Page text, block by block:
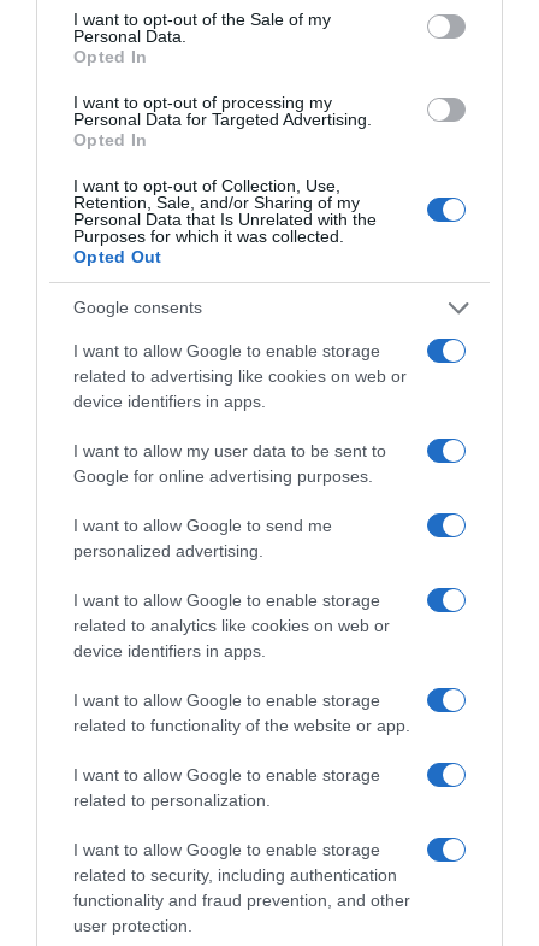
consent section.
I want to opt-out of the Sale of my
Personal Data.
Opted In
I want to opt-out of processing my
Personal Data for Targeted Advertising.
Opted In
I want to opt-out of Collection, Use,
Retention, Sale, and/or Sharing of my
Personal Data that Is Unrelated with the
Purposes for which it was collected.
Opted Out
Google consents
I want to allow Google to enable storage
related to advertising like cookies on web or
device identifiers in apps.
I want to allow my user data to be sent to
Google for online advertising purposes.
I want to allow Google to send me
personalized advertising.
I want to allow Google to enable storage
related to analytics like cookies on web or
device identifiers in apps.
I want to allow Google to enable storage
related to functionality of the website or app.
I want to allow Google to enable storage
related to personalization.
I want to allow Google to enable storage
related to security, including authentication
functionality and fraud prevention, and other
user protection.
της Ζωής μας
Οι άνθρωποι, οι αυθεντικές ιστορίες,
πολιτισμός που μας ενώνει κάθε μέρα.
ΌΣΑ ΧΡΕΙΆΖΕΣΑΙ
ΓΙΑ ΤΟ ΚΑΛΟΚΑΊΡΙ ΣΟΥ →
ΡΟΗ ΕΙΔΗΣΕΩΝ